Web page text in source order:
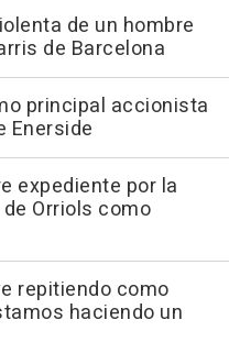
de un hombre
de Barcelona
principal accionista
Enerside
expediente por la
Orriols como
repitiendo como
haciendo un